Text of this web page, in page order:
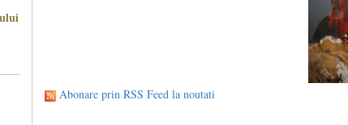
Abonare prin RSS Feed la noutati